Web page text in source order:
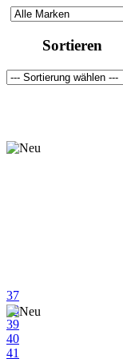
gelb
grau
grün
Sortieren
37
38
39
40
41